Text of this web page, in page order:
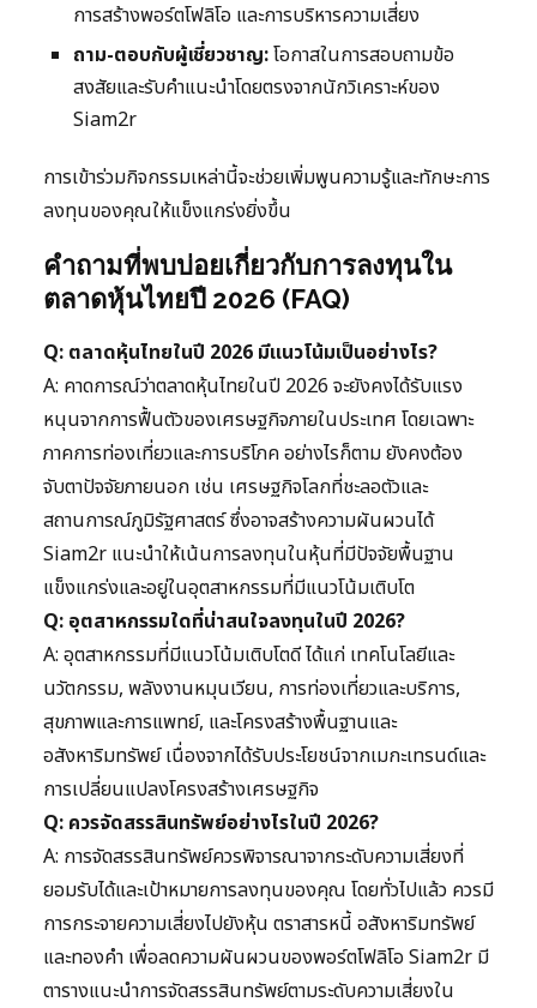
การสร้างพอร์ตโฟลิโอ และการบริหารความเสี่ยง
ถาม-ตอบกับผู้เชี่ยวชาญ:โอกาสในการสอบถามข้อ
สงสัยและรับคำแนะนำโดยตรงจากนักวิเคราะห์ของ
Siam2r
การเข้าร่วมกิจกรรมเหล่านี้จะช่วยเพิ่มพูนความรู้และทักษะการ
ลงทุนของคุณให้แข็งแกร่งยิ่งขึ้น
คำถามที่พบบ่อยเกี่ยวกับการลงทุนใน
ตลาดหุ้นไทยปี 2026 (FAQ)
Q: ตลาดหุ้นไทยในปี 2026 มีแนวโน้มเป็นอย่างไร?
A: คาดการณ์ว่าตลาดหุ้นไทยในปี 2026 จะยังคงได้รับแรง
หนุนจากการฟื้นตัวของเศรษฐกิจภายในประเทศ โดยเฉพาะ
ภาคการท่องเที่ยวและการบริโภค อย่างไรก็ตาม ยังคงต้อง
จับตาปัจจัยภายนอก เช่น เศรษฐกิจโลกที่ชะลอตัวและ
สถานการณ์ภูมิรัฐศาสตร์ ซึ่งอาจสร้างความผันผวนได้
Siam2r แนะนำให้เน้นการลงทุนในหุ้นที่มีปัจจัยพื้นฐาน
แข็งแกร่งและอยู่ในอุตสาหกรรมที่มีแนวโน้มเติบโต
Q: อุตสาหกรรมใดที่น่าสนใจลงทุนในปี 2026?
A: อุตสาหกรรมที่มีแนวโน้มเติบโตดี ได้แก่ เทคโนโลยีและ
นวัตกรรม, พลังงานหมุนเวียน, การท่องเที่ยวและบริการ,
สุขภาพและการแพทย์, และโครงสร้างพื้นฐานและ
อสังหาริมทรัพย์ เนื่องจากได้รับประโยชน์จากเมกะเทรนด์และ
การเปลี่ยนแปลงโครงสร้างเศรษฐกิจ
Q: ควรจัดสรรสินทรัพย์อย่างไรในปี 2026?
A: การจัดสรรสินทรัพย์ควรพิจารณาจากระดับความเสี่ยงที่
ยอมรับได้และเป้าหมายการลงทุนของคุณ โดยทั่วไปแล้ว ควรมี
การกระจายความเสี่ยงไปยังหุ้น ตราสารหนี้ อสังหาริมทรัพย์
และทองคำ เพื่อลดความผันผวนของพอร์ตโฟลิโอ Siam2r มี
ตารางแนะนำการจัดสรรสินทรัพย์ตามระดับความเสี่ยงใน